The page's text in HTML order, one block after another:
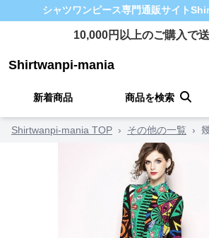
シャツワンピース専門通販サイト
10,000円以上のご購入で
Shirtwanpi-mania
新着商品 商品を検索
Shirtwanpi-mania TOP › その他の一覧 ›